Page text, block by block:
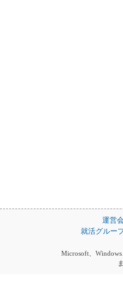
運営
就活グルー
Microsoft、